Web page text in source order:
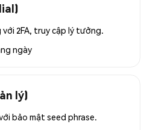
2FA, truy cập lý tưởng.
ngày
lý)
bảo mật seed phrase.